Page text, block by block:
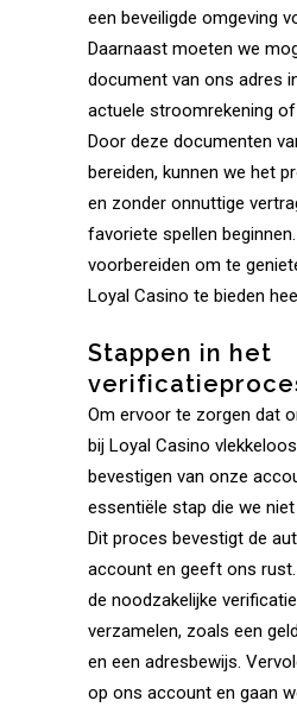
een beveiligde omgeving
Daarnaast moeten we
document van ons adres
actuele stroomrekening
Door deze documenten
bereiden, kunnen we het
en zonder onnuttige
favoriete spellen
voorbereiden om te
Loyal Casino te bieden
Stappen in het
Om ervoor te zorgen dat
bij Loyal Casino
bevestigen van onze
essentiële stap die we
Dit proces bevestigt de
account en geeft ons
de noodzakelijke
verzamelen, zoals een
en een adresbewijs.
op ons account en gaan